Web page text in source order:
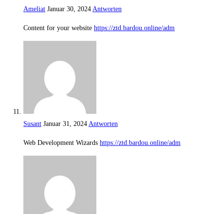
Ameliat Januar 30, 2024 Antworten
Content for your website https://ztd.bardou.online/adm
Susant Januar 31, 2024 Antworten
Web Development Wizards https://ztd.bardou.online/adm